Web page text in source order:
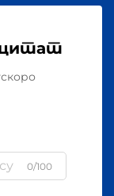
цитат
0/100